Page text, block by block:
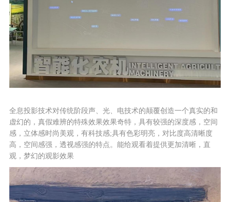
全息投影技术对传统阶段声、光、电技术的颠覆创造一个真实的和
虚幻的，真假难辨的特殊效果效果奇特，具有较强的深度感，空间
感，立体感时尚美观，有科技感;具有色彩明亮，对比度高清晰度
高，空间感强，透视感强的特点。能给观看着提供更加清晰，直
观，梦幻的观影效果